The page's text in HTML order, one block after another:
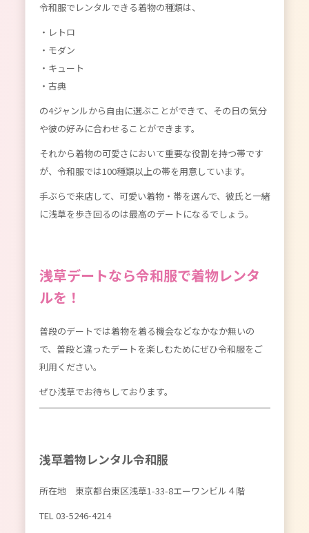
令和服でレンタルできる着物の種類は、
・レトロ
・モダン
・キュート
・古典
の4ジャンルから自由に選ぶことができて、その日の気分
や彼の好みに合わせることができます。
それから着物の可愛さにおいて重要な役割を持つ帯です
が、令和服では100種類以上の帯を用意しています。
手ぶらで来店して、可愛い着物・帯を選んで、彼氏と一緒
に浅草を歩き回るのは最高のデートになるでしょう。
浅草デートなら令和服で着物レンタ
ルを！
普段のデートでは着物を着る機会などなかなか無いの
で、普段と違ったデートを楽しむためにぜひ令和服をご
利用ください。
ぜひ浅草でお待ちしております。
浅草着物レンタル令和服
所在地 東京都台東区浅草1-33-8エーワンビル４階
TEL03-5246-4214